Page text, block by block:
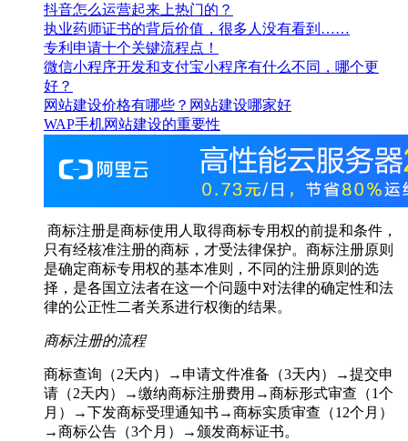
抖音怎么运营起来上热门的？
执业药师证书的背后价值，很多人没有看到……
专利申请十个关键流程点！
微信小程序开发和支付宝小程序有什么不同，哪个更
好？
网站建设价格有哪些？网站建设哪家好
WAP手机网站建设的重要性
商标注册是商标使用人取得商标专用权的前提和条件，
只有经核准注册的商标，才受法律保护。商标注册原则
是确定商标专用权的基本准则，不同的注册原则的选
择，是各国立法者在这一个问题中对法律的确定性和法
律的公正性二者关系进行权衡的结果。
商标注册的流程
商标查询（2天内）→申请文件准备（3天内）→提交申
请（2天内）→缴纳商标注册费用→商标形式审查（1个
月）→下发商标受理通知书→商标实质审查（12个月）
→商标公告（3个月）→颁发商标证书。